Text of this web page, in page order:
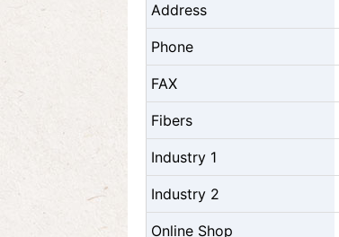
Address
Phone
FAX
Fibers
Industry 1
Industry 2
Online Shop